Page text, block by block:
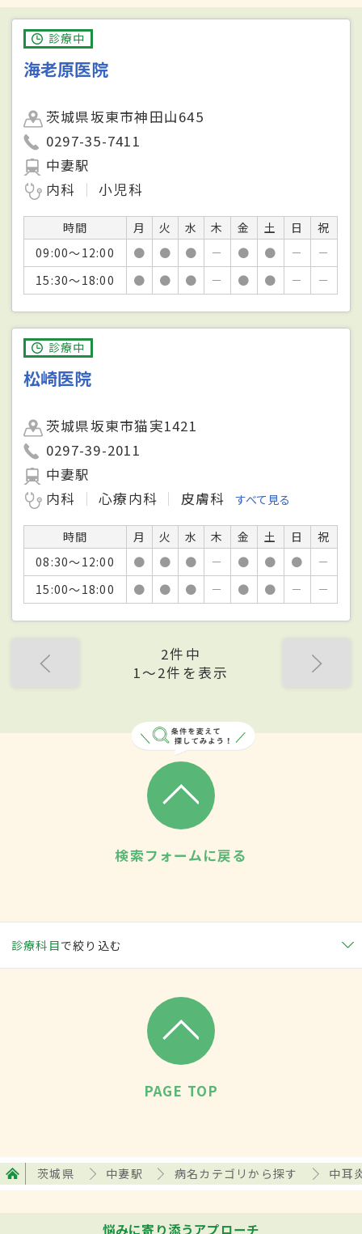
診療中
海老原医院
茨城県坂東市神田山645
0297-35-7411
中妻駅
内科
小児科
時間 月 火 水 木 金 土 日
祝
09:00～12:00
● ● ● － ● ● －
－
15:30～18:00
● ● ● － ● ● － －
診療中
松崎医院
茨城県坂東市猫実1421
0297-39-2011
中妻駅
内科
心療内科 皮膚科 すべて見る
時間 月 火 水 木 金 土 日
祝
08:30～12:00
● ● ● － ● ● ●
－
15:00～18:00
● ● ● － ● ● － －
2件中
1〜2件を表示
検索フォームに戻る
診療科目で絞り込む
PAGE TOP
茨城県 中妻駅 病名カテゴリから探す 中耳
悩みに寄り添うアプローチ